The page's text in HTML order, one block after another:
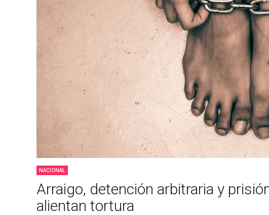
NACIONAL
Arraigo, detención arbitraria y
alientan tortura